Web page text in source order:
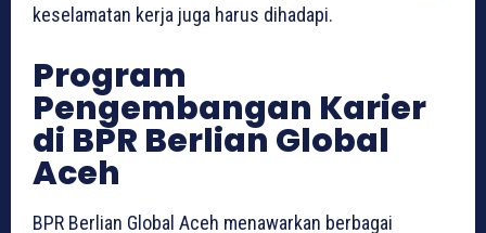
keselamatan kerja juga harus dihadapi.
Program
Pengembangan Karier
di BPR Berlian Global
Aceh
BPR Berlian Global Aceh menawarkan berbagai